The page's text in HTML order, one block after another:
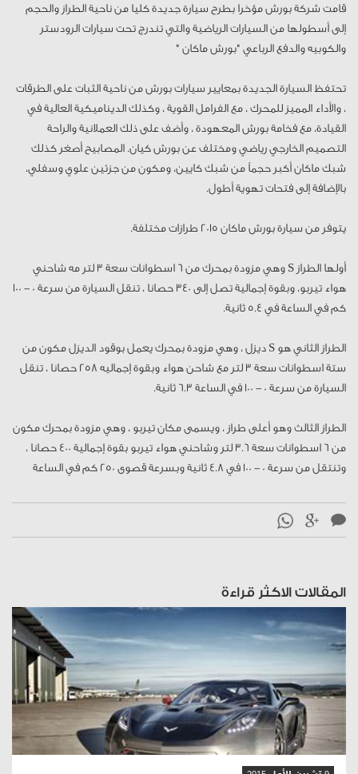
قامت شركة بورش مؤخرا بطرح سيارة جديدة كليا من ناحية الطراز والحجم
إلى أسطولها من السيارات الرياضية والتي تندرج تحت سيارات الرودستر
والكوبيه والدفع الرباعي "بورش ماكان "
تحتفظ السيارة الجديدة بمعايير سيارات بورش من ناحية الثبات على الطرقات
، والأداء المميز للمحرك ، مع الفرامل القوية ، وكذلك الديناميكية العالية في
القيادة، مع فخامة بورش المعهودة ، وأضف على ذلك العملانية والراحة
التصميم الخارجي رياضي ومختلف عن بورش كيان. المصابيح أصغر كذلك
شبك ماكان أكبر حجماً من شبك كايين، ومكون من جزئين علوي وسفلي،
بالإضافة إلى فتحات تهوية أطول.
يتوفر من سيارة بورش ماكان 2015 طرازات مختلفة.
أولها الطراز S وهي مزودة بمحرك من 6 اسطوانات سعة 3 لتر مه شاحني
هواء تيربو، وبقوة إجمالية تصل إلى 340 حصانا ، تنقل السيارة من سرعة 0 - 100
كم في الساعة في 5.4 ثانية.
الطراز الثاني هو S ديزل ، وهي مزودة بمحرك يعمل بوقود الديزل مكون من
ستة اسطوانات سعة 3 لتر مع شاحن هواء وبقوة إجماليه 258 حصانا ، تنقل
السيارة من سرعة 0 - 100 في الساعة 6.3 ثانية.
الطراز الثالث وهو أعلى طراز ، ويسمى مكان تيربو ، وهي مزودة بمحرك مكون
من 6 اسطوانات سعة 3.6 لتر وشاحني هواء تيربو بقوة إجمالية 400 حصانا ،
وتنتقل من سرعة 0 - 100 في 4.8 ثانية وبسرعة قصوى 250 كم في الساعة
المقالات الاكثر قراءة
قراءة المقال